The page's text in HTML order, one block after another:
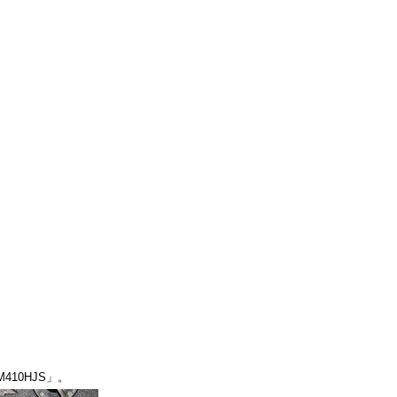
」。